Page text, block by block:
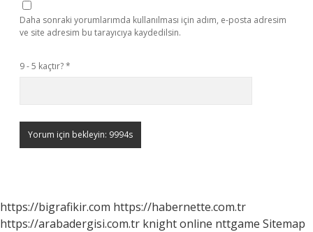
Daha sonraki yorumlarımda kullanılması için adım, e-posta adresim
ve site adresim bu tarayıcıya kaydedilsin.
9 - 5 kaçtır?*
https://bigrafikir.com https://habernette.com.tr
https://arabadergisi.com.tr knight online nttgame Sitemap